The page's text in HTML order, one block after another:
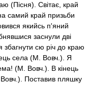
(Пісня). Світає, край
самий край призьби
якийсь п'яний
заснули дві
сю річ до краю
села (М. Вовч.). Я
(М. Вовч.). В кінець
Поставив пляшку